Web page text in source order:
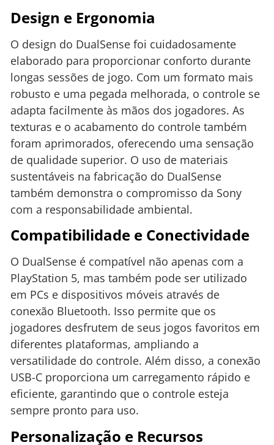
Design e Ergonomia
O design do DualSense foi cuidadosamente
elaborado para proporcionar conforto durante
longas sessões de jogo. Com um formato mais
robusto e uma pegada melhorada, o controle se
adapta facilmente às mãos dos jogadores. As
texturas e o acabamento do controle também
foram aprimorados, oferecendo uma sensação
de qualidade superior. O uso de materiais
sustentáveis na fabricação do DualSense
também demonstra o compromisso da Sony
com a responsabilidade ambiental.
Compatibilidade e Conectividade
O DualSense é compatível não apenas com a
PlayStation 5, mas também pode ser utilizado
em PCs e dispositivos móveis através de
conexão Bluetooth. Isso permite que os
jogadores desfrutem de seus jogos favoritos em
diferentes plataformas, ampliando a
versatilidade do controle. Além disso, a conexão
USB-C proporciona um carregamento rápido e
eficiente, garantindo que o controle esteja
sempre pronto para uso.
Personalização e Recursos